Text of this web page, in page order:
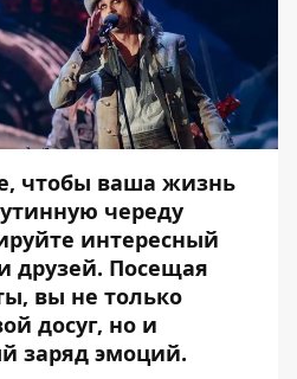
чтобы ваша жизнь
череду
интересный
друзей. Посещая
вы не только
досуг, но и
заряд эмоций.